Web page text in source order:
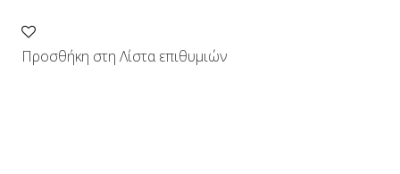
Προσθήκη στη Λίστα επιθυμιών